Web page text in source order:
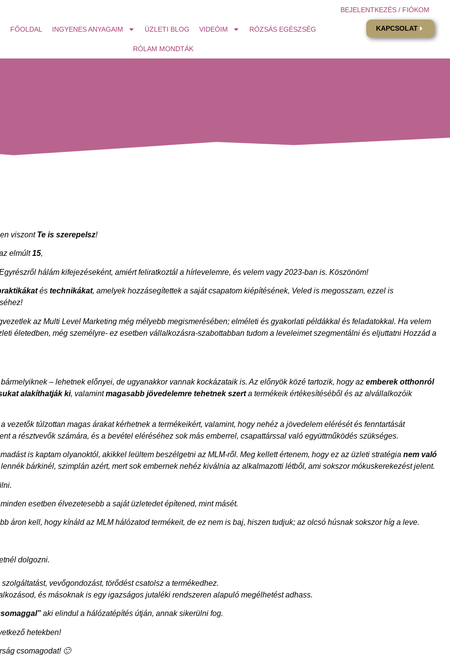
BEJELENTKEZÉS / FIÓKOM
FŐOLDAL INGYENES ANYAGAIM ÜZLETI BLOG VIDEÓIM RÓZSÁS EGÉSZSÉG
RÓLAM MONDTÁK
KAPCSOLAT
viszont Te is szerepelsz!
elmúlt15,
hálám kifejezéseként, amiért feliratkoztál a hírlevelemre, és velem vagy 2023-ban is. Köszönöm!
és technikákat, amelyek hozzásegítettek a saját csapatom kiépítésének, Veled is megosszam, ezzel is
az Multi Level Marketing még mélyebb megismerésében; elméleti és gyakorlati példákkal és feladatokkal. Ha velem
életedben, még személyre- ez esetben vállalkozásra-szabottabban tudom a leveleimet szegmentálni és eljuttatni Hozzád a
– lehetnek előnyei, de ugyanakkor vannak kockázataik is. Az előnyök közé tartozik, hogy az emberek otthonról
alakíthatják ki, valamintmagasabb jövedelemre tehetnek szerta termékeik értékesítéséből és az alvállalkozóik
vezetők túlzottan magas árakat kérhetnek a termékeikért, valamint, hogy nehéz a jövedelem elérését és fenntartását
a résztvevők számára, és a bevétel eléréséhez sok más emberrel, csapattárssal való együttműködés szükséges.
is kaptam olyanoktól, akikkel leültem beszélgetni az MLM-ről. Meg kellett értenem, hogy ez az üzleti stratégia nem való
bárkinél, szimplán azért, mert sok embernek nehéz kiválnia az alkalmazotti létből, ami sokszor mókuskerekezést jelent.
esetben élvezetesebb a saját üzletedet építened, mint másét.
áron kell, hogy kínáld az MLM hálózatod termékeit, de ez nem is baj, hiszen tudjuk; az olcsó húsnak sokszor híg a leve.
dolgozni.
vevőgondozást, törődést csatolsz a termékedhez.
és másoknak is egy igazságos jutaléki rendszeren alapuló megélhetést adhass.
aki elindul a hálózatépítés útján, annak sikerülni fog.
hetekben!
csomagodat! 🙂